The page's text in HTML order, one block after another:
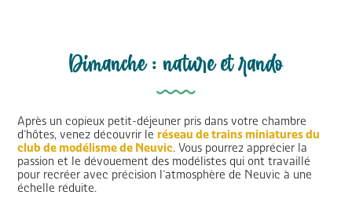
Dimanche : nature et rando
Après un copieux petit-déjeuner pris dans votre chambre
d’hôtes, venez découvrir le réseau de trains miniatures du
club de modélisme de Neuvic. Vous pourrez apprécier la
passion et le dévouement des modélistes qui ont travaillé
pour recréer avec précision l’atmosphère de Neuvic à une
échelle réduite.